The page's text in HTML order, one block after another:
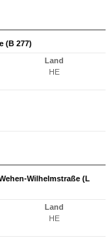
(B 277)
Land
HE
Wilhelmstraße (L
Land
HE